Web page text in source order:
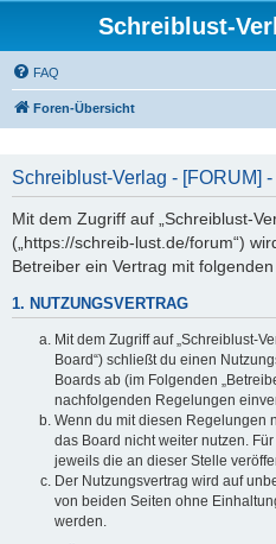
Schreiblust-
FAQ
Foren-Übersicht
Schreiblust-Verlag - [FORUM]
Mit dem Zugriff auf „Schreiblust-
(„https://schreib-lust.de/forum“)
Betreiber ein Vertrag mit
1. NUTZUNGSVERTRAG
Mit dem Zugriff auf „Schreiblust-
Board“) schließt du einen
Boards ab (im Folgenden
nachfolgenden Regelungen
Wenn du mit diesen Regelungen
das Board nicht weiter nutzen.
jeweils die an dieser Stelle
Der Nutzungsvertrag wird auf
von beiden Seiten ohne
werden.